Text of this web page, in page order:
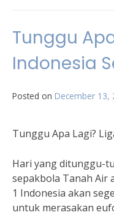
Tunggu
Indonesia
Posted on December 13,
Tunggu Apa Lagi?
Hari yang ditunggu-
sepakbola Tanah Air
1 Indonesia akan
untuk merasakan